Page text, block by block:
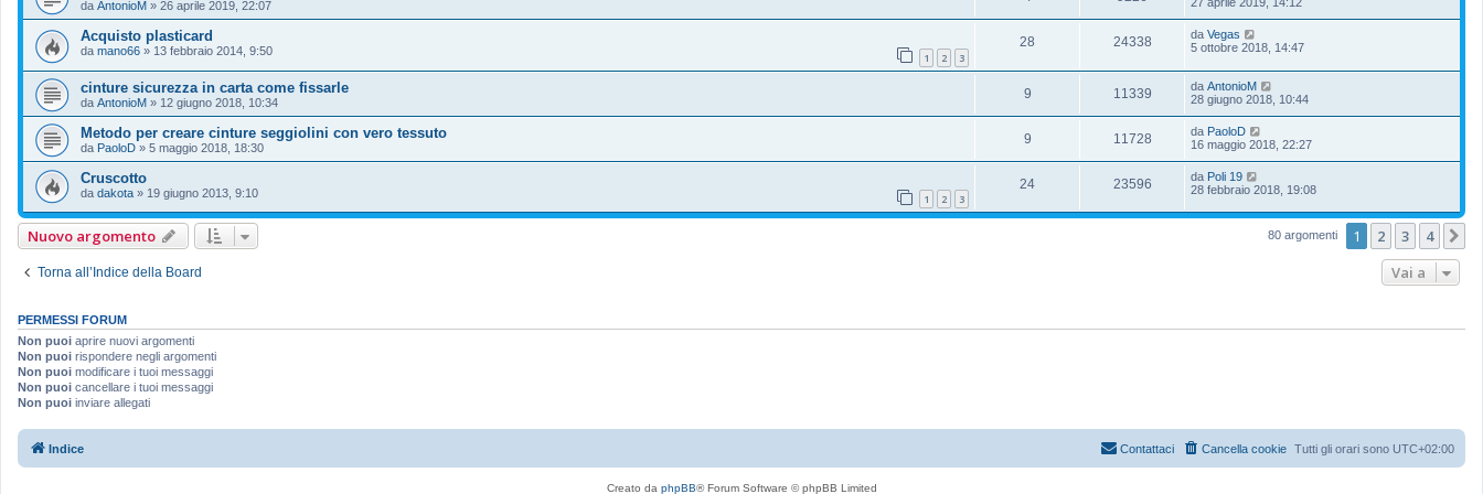
da AntonioM » 26 aprile 2019, 22:07
Acquisto plasticard
da mano66 » 13 febbraio 2014, 9:50 1 2 3
28 24338 da Vegas
5 ottobre 2018, 14:47
cinture sicurezza in carta come fissarle
da AntonioM » 12 giugno 2018, 10:34
9 11339 da AntonioM
28 giugno 2018, 10:44
Metodo per creare cinture seggiolini con vero tessuto
da PaoloD » 5 maggio 2018, 18:30
9 11728 da PaoloD
16 maggio 2018, 22:27
Cruscotto
da dakota » 19 giugno 2013, 9:10 1 2 3
24 23596 da Poli 19
28 febbraio 2018, 19:08
Nuovo argomento 80 argomenti 1 2 3 4
Torna all’Indice della Board Vai a
PERMESSI FORUM
Non puoi aprire nuovi argomenti
Non puoi rispondere negli argomenti
Non puoi modificare i tuoi messaggi
Non puoi cancellare i tuoi messaggi
Non puoi inviare allegati
Indice Tutti gli orari sono UTC+02:00
Cancella cookie
Contattaci
Creato da phpBB® Forum Software © phpBB Limited